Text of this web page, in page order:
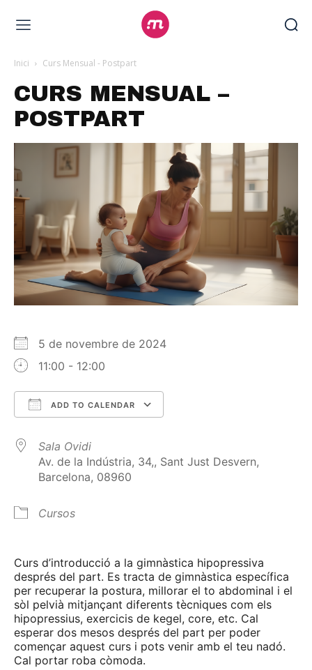
Inici Curs Mensual - Postpart
CURS MENSUAL –
POSTPART
5 de novembre de 2024
11:00 - 12:00
ADD TO CALENDAR
Sala Ovidi
Av. de la Indústria, 34,, Sant Just Desvern,
Barcelona, 08960
Cursos
Curs d’introducció a la gimnàstica hipopressiva
després del part. Es tracta de gimnàstica específica
per recuperar la postura, millorar el to abdominal i el
sòl pelvià mitjançant diferents tècniques com els
hipopressius, exercicis de kegel, core, etc. Cal
esperar dos mesos després del part per poder
començar aquest curs i pots venir amb el teu nadó.
Cal portar roba còmoda.